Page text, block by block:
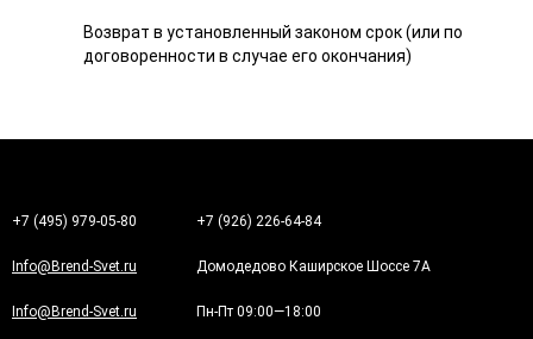
Возврат в установленный законом срок (или по
договоренности в случае его окончания)
+7 (495) 979-05-80 +7 (926) 226-64-84
Info@Brend-Svet.ru Домодедово Каширское Шоссе 7А
Info@Brend-Svet.ru Пн-Пт 09:00—18:00